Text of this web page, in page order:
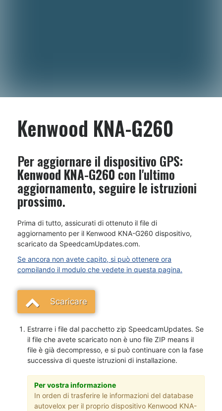
Kenwood KNA-G260
Per aggiornare il dispositivo GPS:
Kenwood KNA-G260 con l'ultimo
aggiornamento, seguire le istruzioni
prossimo.
Prima di tutto, assicurati di ottenuto il file di
aggiornamento per il Kenwood KNA-G260 dispositivo,
scaricato da SpeedcamUpdates.com.
Se ancora non avete capito, si può ottenere ora
compilando il modulo che vedete in questa pagina.
Scaricare
Estrarre i file dal pacchetto zip SpeedcamUpdates. Se
il file che avete scaricato non è uno file ZIP means il
file è già decompresso, e si può continuare con la fase
successiva di queste istruzioni di installazione.
Per vostra informazione
In orden di trasferire le informazioni del database
autovelox per il proprio dispositivo Kenwood KNA-